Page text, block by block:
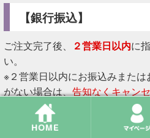
【銀行振込】
ご注文完了後、 ２営業日以内に
い。
※２営業日以内にお振込みまた
がない場合は、告知なくキャン
合がございます。あらかじめご